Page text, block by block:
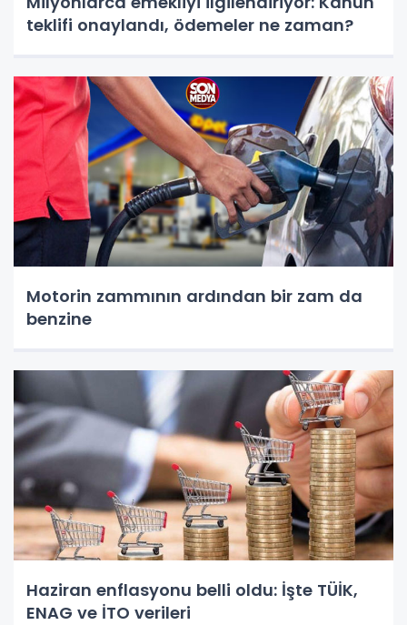
teklifi onaylandı, ödemeler ne zaman?
Motorin zammının ardından bir zam da
benzine
Haziran enflasyonu belli oldu: İşte TÜİK,
ENAG ve İTO verileri